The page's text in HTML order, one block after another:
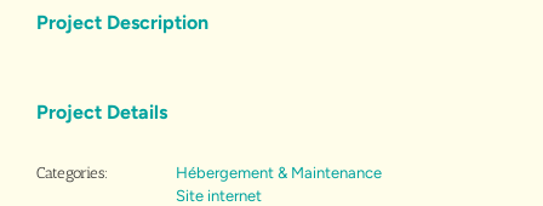
Project Description
Project Details
Categories:
Hébergement & Maintenance
Site internet